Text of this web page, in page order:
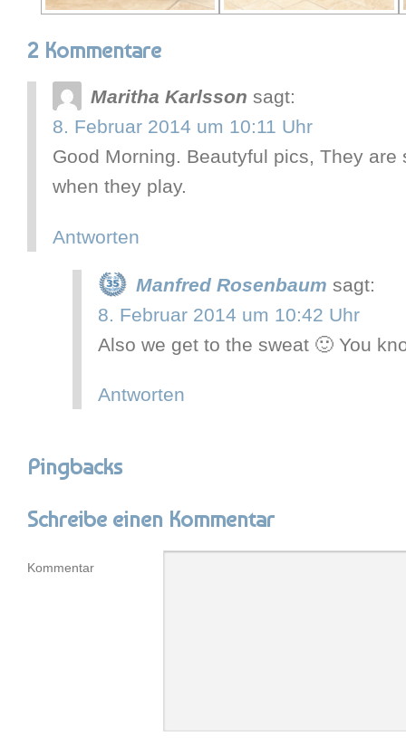
2 Kommentare
Maritha Karlsson sagt:
8. Februar 2014 um 10:11 Uhr
Good Morning. Beautyful pics, They are
when they play.
Antworten
Manfred Rosenbaum sagt:
8. Februar 2014 um 10:42 Uhr
Also we get to the sweat 🙂 You
Antworten
Pingbacks
Schreibe einen Kommentar
Kommentar